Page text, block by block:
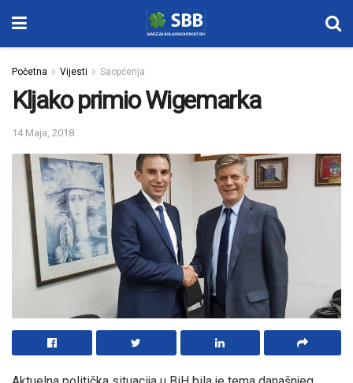
Početna Vijesti Saopćenja
Kljako primio Wigemarka
14 Maja, 2018